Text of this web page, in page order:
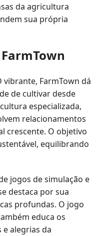
da agricultura
sua própria
FarmTown dá
de cultivar desde
especializada,
relacionamentos
crescente. O objetivo
equilibrando
jogos de simulação e
destaca por sua
profundas. O jogo
educa os
alegrias da